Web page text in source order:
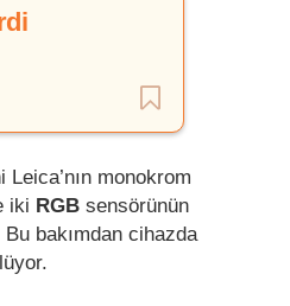
monokrom
iki RGB sensörünün
bakımdan cihazda